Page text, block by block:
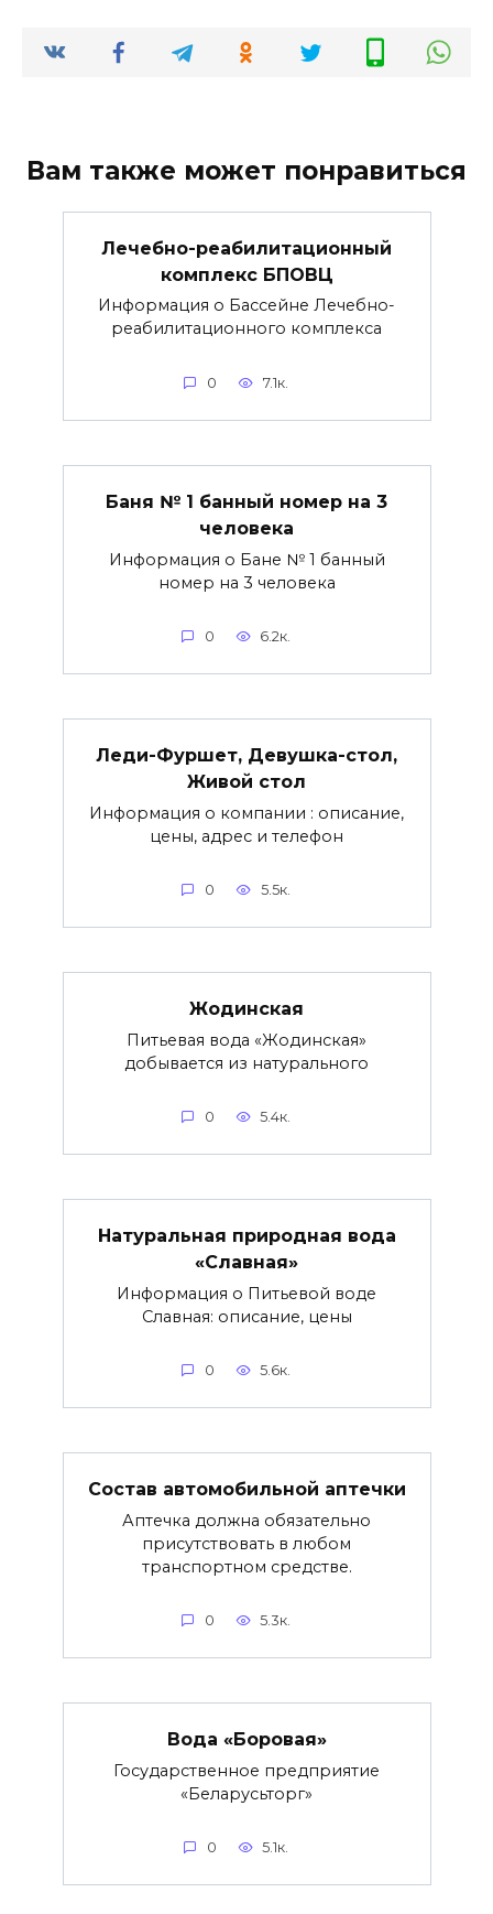
Вам также может понравиться
Лечебно-реабилитационный
комплекс БПОВЦ
Информация о Бассейне Лечебно-
реабилитационного комплекса
0 7.1к.
Баня № 1 банный номер на 3
человека
Информация о Бане № 1 банный
номер на 3 человека
0 6.2к.
Леди-Фуршет, Девушка-стол,
Живой стол
Информация о компании : описание,
цены, адрес и телефон
0 5.5к.
Жодинская
Питьевая вода «Жодинская»
добывается из натурального
0 5.4к.
Натуральная природная вода
«Славная»
Информация о Питьевой воде
Славная: описание, цены
0 5.6к.
Состав автомобильной аптечки
Аптечка должна обязательно
присутствовать в любом
транспортном средстве.
0 5.3к.
Вода «Боровая»
Государственное предприятие
«Беларусьторг»
0 5.1к.